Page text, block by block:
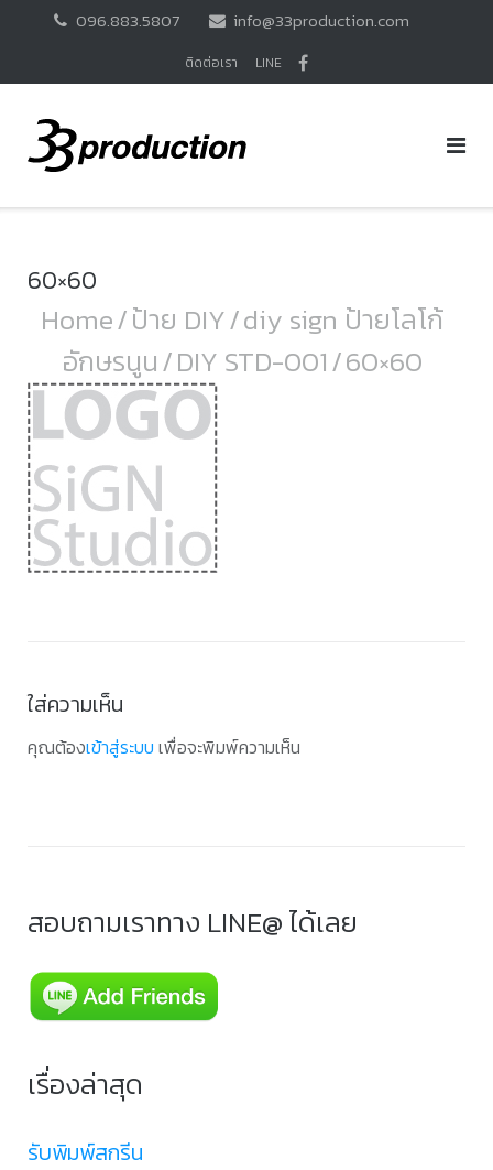
096.883.5807 info@33production.com
ติดต่อเรา LINE
60×60
Home/ป้าย DIY/diy sign ป้ายโลโก้
อักษรนูน/DIY STD-001/60×60
ใส่ความเห็น
คุณต้องเข้าสู่ระบบ เพื่อจะพิมพ์ความเห็น
สอบถามเราทาง LINE@ ได้เลย
เรื่องล่าสุด
รับพิมพ์สกรีน